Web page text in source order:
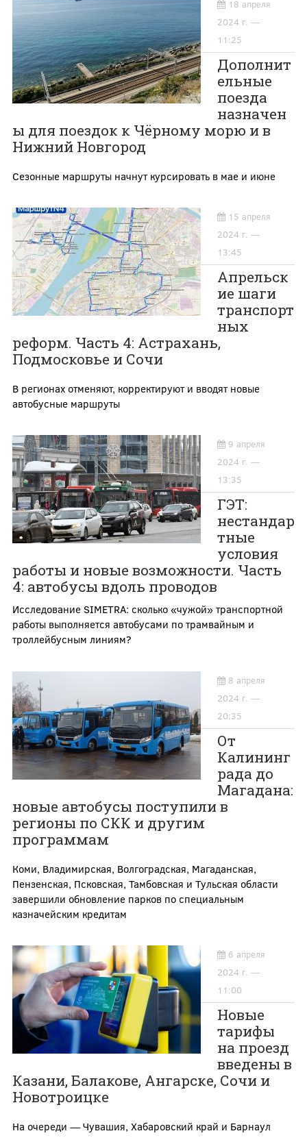
18 апреля
2024 г. —
11:25
Дополнит
ельные
поезда
назначен
ы для поездок к Чёрному морю и в
Нижний Новгород
Сезонные маршруты начнут курсировать в мае и июне
15 апреля
2024 г. —
13:45
Апрельск
ие шаги
транспорт
ных
реформ. Часть 4: Астрахань,
Подмосковье и Сочи
В регионах отменяют, корректируют и вводят новые
автобусные маршруты
9 апреля
2024 г. —
13:35
ГЭТ:
нестандар
тные
условия
работы и новые возможности. Часть
4: автобусы вдоль проводов
Исследование SIMETRA: сколько «чужой» транспортной
работы выполняется автобусами по трамвайным и
троллейбусным линиям?
8 апреля
2024 г. —
20:35
От
Калининг
рада до
Магадана:
новые автобусы поступили в
регионы по СКК и другим
программам
Коми, Владимирская, Волгоградская, Магаданская,
Пензенская, Псковская, Тамбовская и Тульская области
завершили обновление парков по специальным
казначейским кредитам
6 апреля
2024 г. —
11:00
Новые
тарифы
на проезд
введены в
Казани, Балакове, Ангарске, Сочи и
Новотроицке
На очереди — Чувашия, Хабаровский край и Барнаул